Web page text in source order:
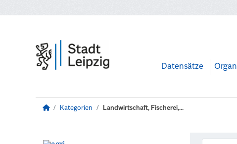
Datensätze
Kategorien Landwirtschaft, Fischerei,...